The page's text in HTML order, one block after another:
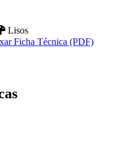
Lisos
Ficha Técnica (PDF)